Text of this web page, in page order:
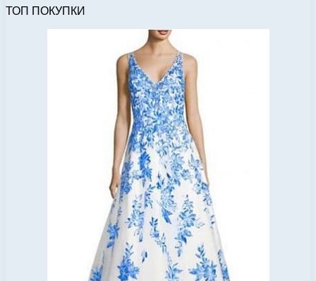
ТОП ПОКУПКИ